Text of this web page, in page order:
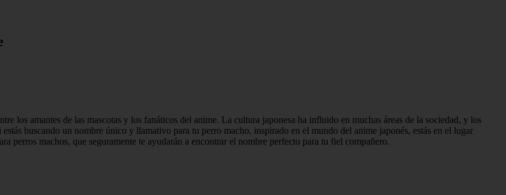
los amantes de las mascotas y los fanáticos del anime. La cultura japonesa ha influido en muchas áreas de la sociedad, y los
buscando un nombre único y llamativo para tu perro macho, inspirado en el mundo del anime japonés, estás en el lugar
perros machos, que seguramente te ayudarán a encontrar el nombre perfecto para tu fiel compañero.